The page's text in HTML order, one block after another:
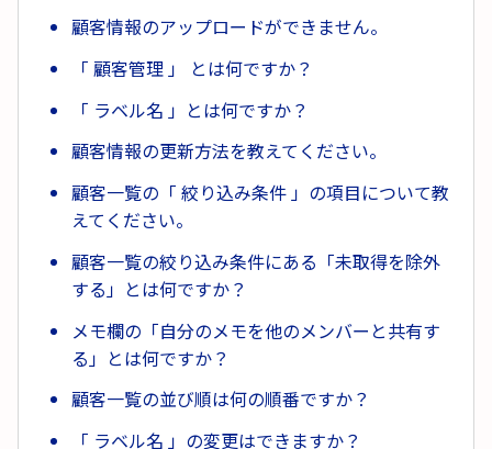
顧客情報のアップロードができません。
「 顧客管理 」 とは何ですか？
「 ラベル名 」とは何ですか？
顧客情報の更新方法を教えてください。
顧客一覧の「 絞り込み条件 」の項目について教
えてください。
顧客一覧の絞り込み条件にある「未取得を除外
する」とは何ですか？
メモ欄の「自分のメモを他のメンバーと共有す
る」とは何ですか？
顧客一覧の並び順は何の順番ですか？
「 ラベル名 」の変更はできますか？